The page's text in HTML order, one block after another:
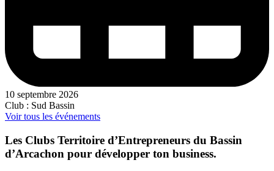
10 septembre 2026
Club : Sud Bassin
Voir tous les événements
Les Clubs Territoire d’Entrepreneurs du Bassin
d’Arcachon pour développer ton business.